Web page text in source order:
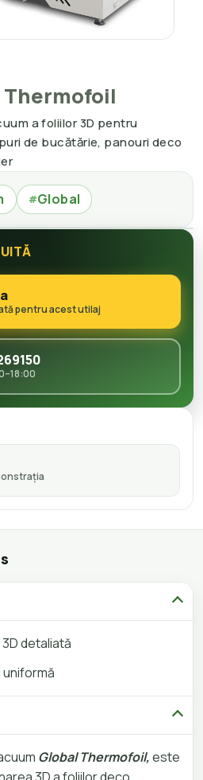
Thermofoil
a foliilor 3D pentru
de bucătărie, panouri deco
#Global
pentru acest utilaj
detaliată
uniformă
Global Thermofoil,este